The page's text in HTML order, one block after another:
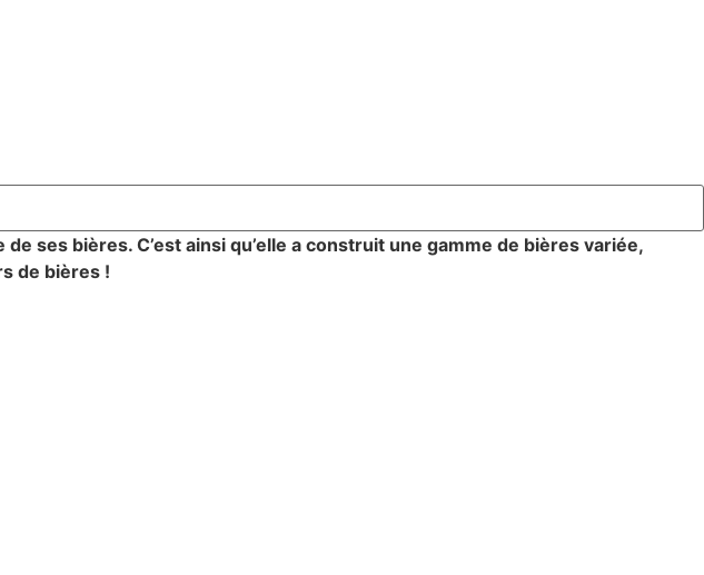
ses bières. C’est ainsi qu’elle a construit une gamme de bières variée,
de bières !